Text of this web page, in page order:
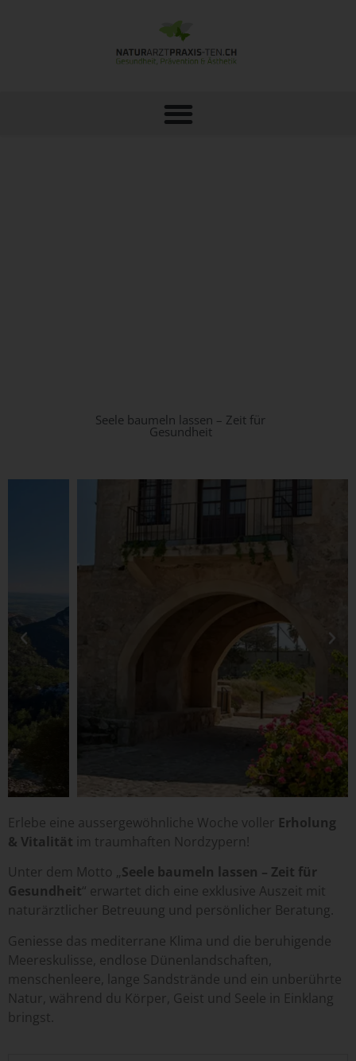
Seele baumeln lassen – Zeit für
Gesundheit
Erlebe eine aussergewöhnliche Woche voller Erholung
& Vitalität im traumhaften Nordzypern!
Unter dem Motto „Seele baumeln lassen – Zeit für
Gesundheit“ erwartet dich eine exklusive Auszeit mit
naturärztlicher Betreuung und persönlicher Beratung.
Geniesse das mediterrane Klima und die beruhigende
Meereskulisse, endlose Dünenlandschaften,
menschenleere, lange Sandstrände und ein unberührte
Natur, während du Körper, Geist und Seele in Einklang
bringst.